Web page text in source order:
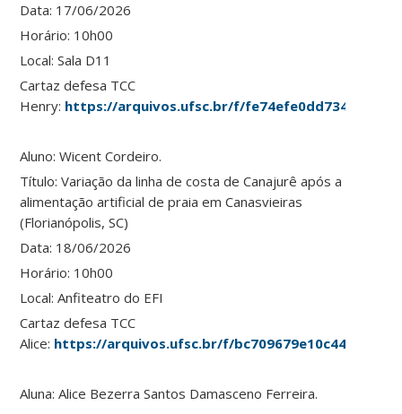
Data: 17/06/2026
Horário: 10h00
Local: Sala D11
Cartaz defesa TCC
Henry: https://arquivos.ufsc.br/f/
Aluno: Wicent Cordeiro.
Título: Variação da linha de costa de Canajurê após a
alimentação artificial de praia em Canasvieiras
(Florianópolis, SC)
Data: 18/06/2026
Horário: 10h00
Local: Anfiteatro do EFI
Cartaz defesa TCC
Alice: https://arquivos.ufsc.br/f/bc709679e10c44468657/
Aluna: Alice Bezerra Santos Damasceno Ferreira.